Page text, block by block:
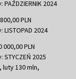
2024
PLN
2024
PLN
2025
luty 130 mln,